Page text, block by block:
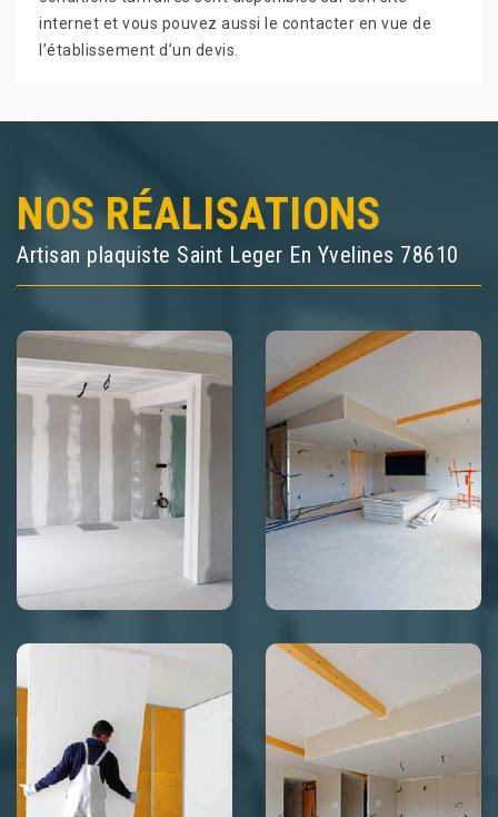
internet et vous pouvez aussi le contacter en vue de
l’établissement d’un devis.
NOS RÉALISATIONS
Artisan plaquiste Saint Leger En Yvelines 78610